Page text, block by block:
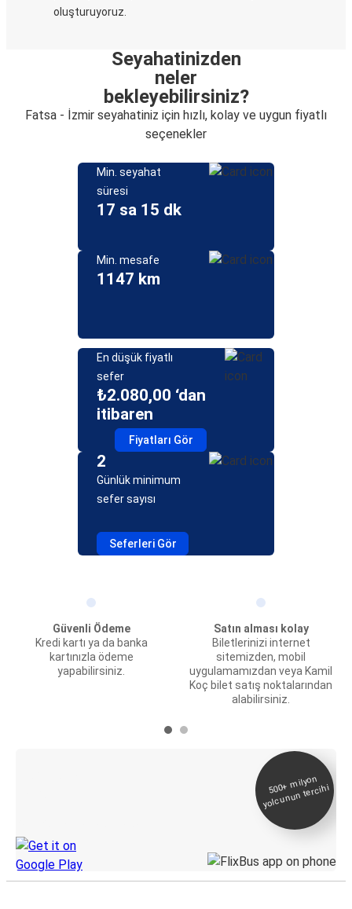
oluşturuyoruz.
Seyahatinizden
neler
bekleyebilirsiniz?
Fatsa - İzmir seyahatiniz için hızlı, kolay ve uygun fiyatlı
seçenekler
Min. seyahat
süresi
17 sa 15 dk
Min. mesafe
1147 km
En düşük fiyatlı
sefer
₺2.080,00 ‘dan
itibaren
Fiyatları Gör
2
Günlük minimum
sefer sayısı
Seferleri Gör
Güvenli Ödeme
Kredi kartı ya da banka
kartınızla ödeme
yapabilirsiniz.
Satın alması kolay
Biletlerinizi internet
sitemizden, mobil
uygulamamızdan veya Kamil
Koç bilet satış noktalarından
alabilirsiniz.
500+
milyon
yolcunun tercihi